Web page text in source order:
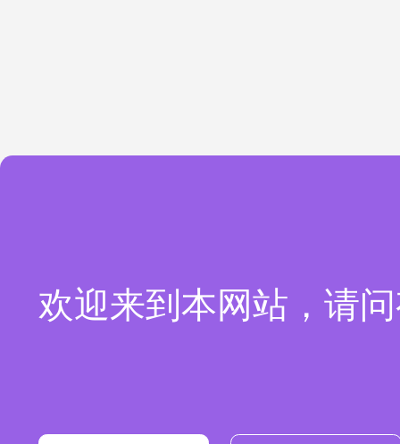
欢迎来到本网站，请